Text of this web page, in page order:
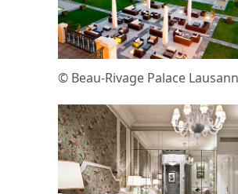
© Beau-Rivage Palace